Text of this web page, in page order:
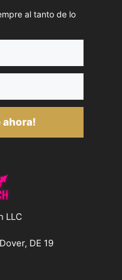
al tanto de lo
ahora!
LLC
DE 19